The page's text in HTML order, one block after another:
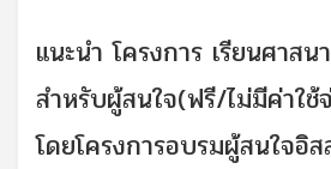
แนะนำ โครงการ เรียนศาส
สำหรับผู้สนใจ(ฟรี/ไม่มีค่าใช้
โดยโครงการอบรมผู้สนใจอิ